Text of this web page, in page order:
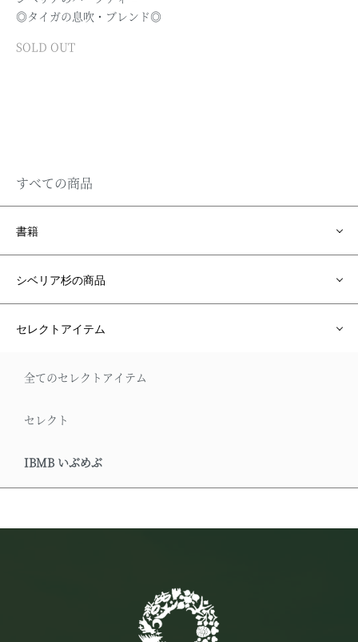
◎タイガの息吹・ブレンド◎
SOLD OUT
すべての商品
書籍
シベリア杉の商品
セレクトアイテム
全てのセレクトアイテム
セレクト
IBMB いぶめぶ